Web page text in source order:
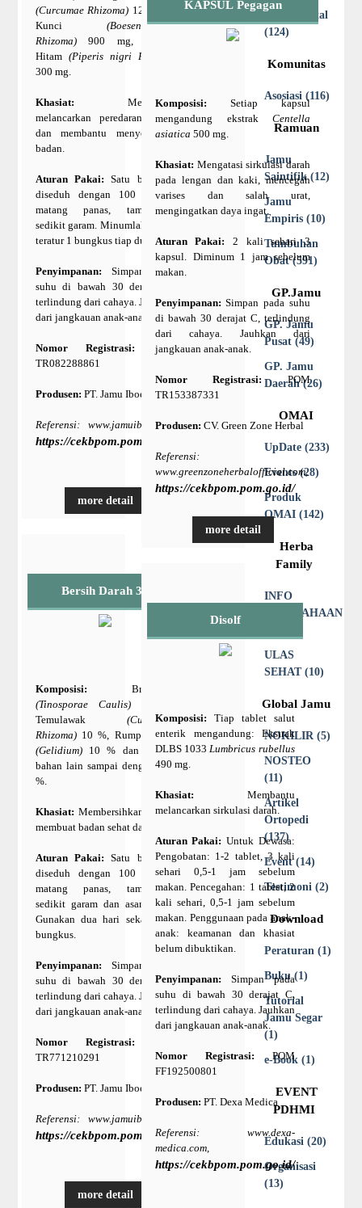
(Curcumae Rhizoma) 1200 mg,
Kunci (Boesenbergiae
Rhizoma)900 mg, Merica
Hitam (Piperis nigri Fructus)
300 mg.
Khasiat: Membantu
melancarkan peredaran darah
dan membantu menyegarkan
badan.
Aturan Pakai: Satu bungkus
diseduh dengan 100 ml air
matang panas, tambahkan
sedikit garam. Minumlah secara
teratur 1 bungkus tiap dua hari.
Penyimpanan: Simpan pada
suhu di bawah 30 derajat C,
terlindung dari cahaya. Jauhkan
dari jangkauan anak-anak.
Nomor Registrasi:
POM
TR082288861
Produsen: PT. Jamu Iboe Jaya
Referensi: www.jamuiboe.com,
https://cekbpom.pom.go.id/
more detail
Bersih Darah 31
Komposisi: Brotowali
(Tinosporae Caulis)
Temulawak (Curcumae
Rhizoma)10 %, Rumput Laut
(Gelidium)10 % dan bahan-
bahan lain sampai dengan 100
%.
Khasiat: Membersihkan darah,
membuat badan sehat dan segar.
Aturan Pakai: Satu bungkus
diseduh dengan 100 ml air
matang panas, tambahkan
sedikit garam dan asam jawa.
Gunakan dua hari sekali satu
bungkus.
Penyimpanan: Simpan pada
suhu di bawah 30 derajat C,
terlindung dari cahaya. Jauhkan
dari jangkauan anak-anak.
Nomor Registrasi:
TR771210291
Produsen: PT. Jamu Iboe Jaya
Referensi: www.jamuiboe.com,
https://cekbpom.pom.go.id/
more detail
KAPSUL Pegagan
Komposisi: Setiap kapsul
mengandung ekstrakCentella
asiatica 500 mg.
Khasiat: Mengatasi sirkulasi darah
pada lengan dan kaki, mencegah
varises dan salah urat,
mengingatkan daya ingat.
Aturan Pakai: 2 kali sehari 3
kapsul. Diminum 1 jam sebelum
makan.
Penyimpanan:Simpan pada suhu
di bawah 30 derajat C, terlindung
dari cahaya. Jauhkan dari
jangkauan anak-anak.
Nomor Registrasi: POM
TR153387331
Produsen: CV. Green Zone Herbal
Referensi:
www.greenzoneherbalofficial.com,
https://cekbpom.pom.go.id/
more detail
Disolf
Komposisi: Tiap tablet salut
enterik mengandung: Ekstrak
DLBS 1033Lumbricus rubellus
490 mg.
Khasiat:Membantu
melancarkan sirkulasi darah.
Aturan Pakai: Untuk Dewasa:
Pengobatan: 1-2 tablet, 3 kali
sehari 0,5-1 jam sebelum
makan. Pencegahan: 1 tablet, 2
kali sehari, 0,5-1 jam sebelum
makan. Penggunaan pada anak-
anak: keamanan dan khasiat
belum dibuktikan.
Penyimpanan: Simpan pada
suhu di bawah 30 derajat C,
terlindung dari cahaya. Jauhkan
dari jangkauan anak-anak.
Nomor Registrasi: POM
FF192500801
Produsen:PT. Dexa Medica
Referensi: www.dexa-
medica.com,
https://cekbpom.pom.go.id/
Jamu Digital
(124)
Komunitas
Asosiasi (116)
Ramuan
Jamu
Saintifik (12)
Jamu
Empiris (10)
Tumbuhan
Obat (591)
GP.Jamu
GP. Jamu
Pusat (49)
GP. Jamu
Daerah (26)
OMAI
UpDate (233)
Events (28)
Produk
OMAI (142)
Herba
Family
INFO
PERUSAHAAN
ULAS
SEHAT (10)
Global Jamu
NOKILIR (5)
NOSTEO
(11)
Artikel
Ortopedi
(137)
Event (14)
Testimoni (2)
Download
Peraturan (1)
Buku (1)
Tutorial
Jamu Segar
(1)
e-Book (1)
EVENT
PDHMI
Edukasi (20)
Organisasi
(13)